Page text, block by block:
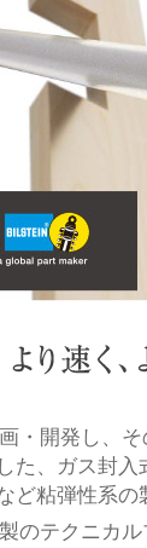
・開発し、
た、ガス封
ど粘弾性系の
テクニカル